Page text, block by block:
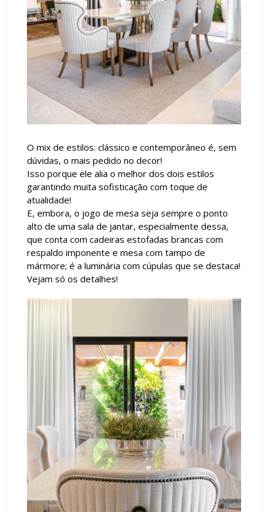
O mix de estilos: clássico e contemporâneo é, sem
dúvidas, o mais pedido no decor!
Isso porque ele alia o melhor dos dois estilos
garantindo muita sofisticação com toque de
atualidade!
E, embora, o jogo de mesa seja sempre o ponto
alto de uma sala de jantar, especialmente dessa,
que conta com cadeiras estofadas brancas com
respaldo imponente e mesa com tampo de
mármore; é a luminária com cúpulas que se destaca!
Vejam só os detalhes!